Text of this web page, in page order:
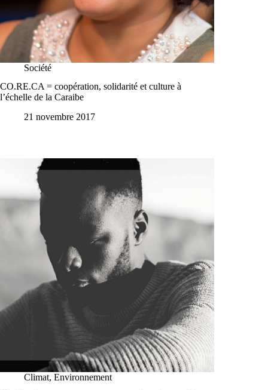
Société
CO.RE.CA = coopération, solidarité et culture à
l’échelle de la Caraibe
21 novembre 2017
Climat, Environnement